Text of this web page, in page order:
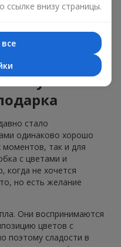
сочетание цветочного
образом.
и
лучший
стало
одинаково хорошо
моментов, так и для
с цветами и
когда не хочется
но есть желание
Они воспринимаются
цветов с
поэтому сладости в
внизу страницы.